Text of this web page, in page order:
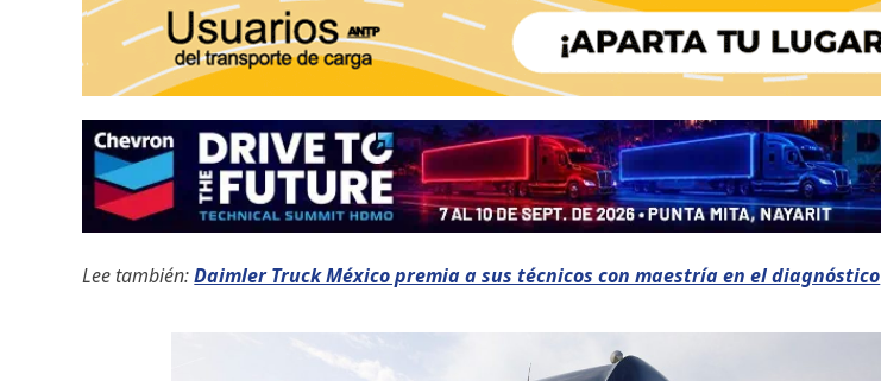
Lee también:Daimler Truck México premia a sus técnicos con maestría en el diagnóstico